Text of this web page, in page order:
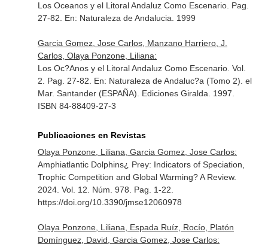
Los Oceanos y el Litoral Andaluz Como Escenario. Pag.
27-82. En: Naturaleza de Andalucia . 1999
Garcia Gomez, Jose Carlos, Manzano Harriero, J.
Carlos, Olaya Ponzone, Liliana:
Los Oc?Anos y el Litoral Andaluz Como Escenario. Vol.
2. Pag. 27-82. En: Naturaleza de Andaluc?a (Tomo 2). el
Mar. Santander (ESPAÑA). Ediciones Giralda. 1997.
ISBN 84-88409-27-3
Publicaciones en Revistas
Olaya Ponzone, Liliana, Garcia Gomez, Jose Carlos:
Amphiatlantic Dolphins¿ Prey: Indicators of Speciation,
Trophic Competition and Global Warming? A Review.
2024. Vol. 12. Núm. 978. Pag. 1-22.
https://doi.org/10.3390/jmse12060978
Olaya Ponzone, Liliana, Espada Ruíz, Rocío, Platón
Domínguez, David, Garcia Gomez, Jose Carlos: